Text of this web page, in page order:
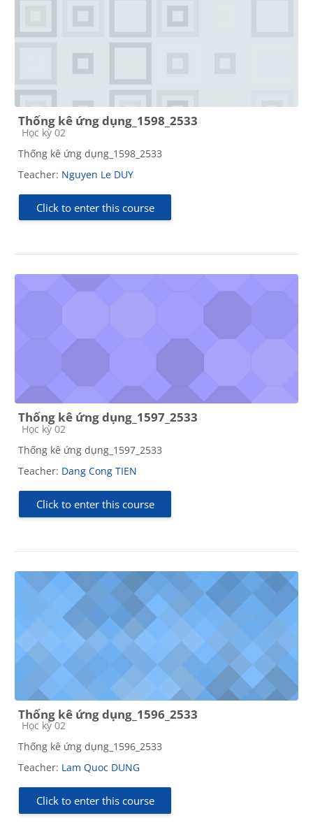
Thống kê ứng dụng_1598_2533
Course category
Học kỳ 02
Thống kê ứng dụng_1598_2533
Teacher: Nguyen Le DUY
Click to enter this course
Thống kê ứng dụng_1597_2533
Course category
Học kỳ 02
Thống kê ứng dụng_1597_2533
Teacher: Dang Cong TIEN
Click to enter this course
Thống kê ứng dụng_1596_2533
Course category
Học kỳ 02
Thống kê ứng dụng_1596_2533
Teacher: Lam Quoc DUNG
Click to enter this course